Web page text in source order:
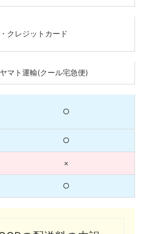
・クレジットカード
ヤマト運輸(クール宅急便)
○
○
×
○